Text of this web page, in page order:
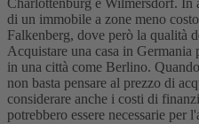
Charlottenburg e Wilmersdorf. In
di un immobile a zone meno
Falkenberg, dove però la qualità
Acquistare una casa in Germania
in una città come Berlino.
non basta pensare al prezzo di
considerare anche i costi di
potrebbero essere necessarie per